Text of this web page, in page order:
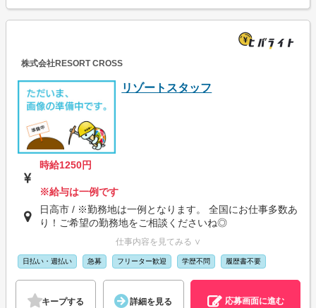
株式会社RESORT CROSS
リゾートスタッフ
時給1250円
※給与は一例です
日高市 / ※勤務地は一例となります。 全国にお仕事多数あ
り！ご希望の勤務地をご相談くださいね◎
仕事内容を見てみる ∨
日払い・週払い 急募 フリーター歓迎 学歴不問 履歴書不要
キープする 詳細を見る 応募画面に進む